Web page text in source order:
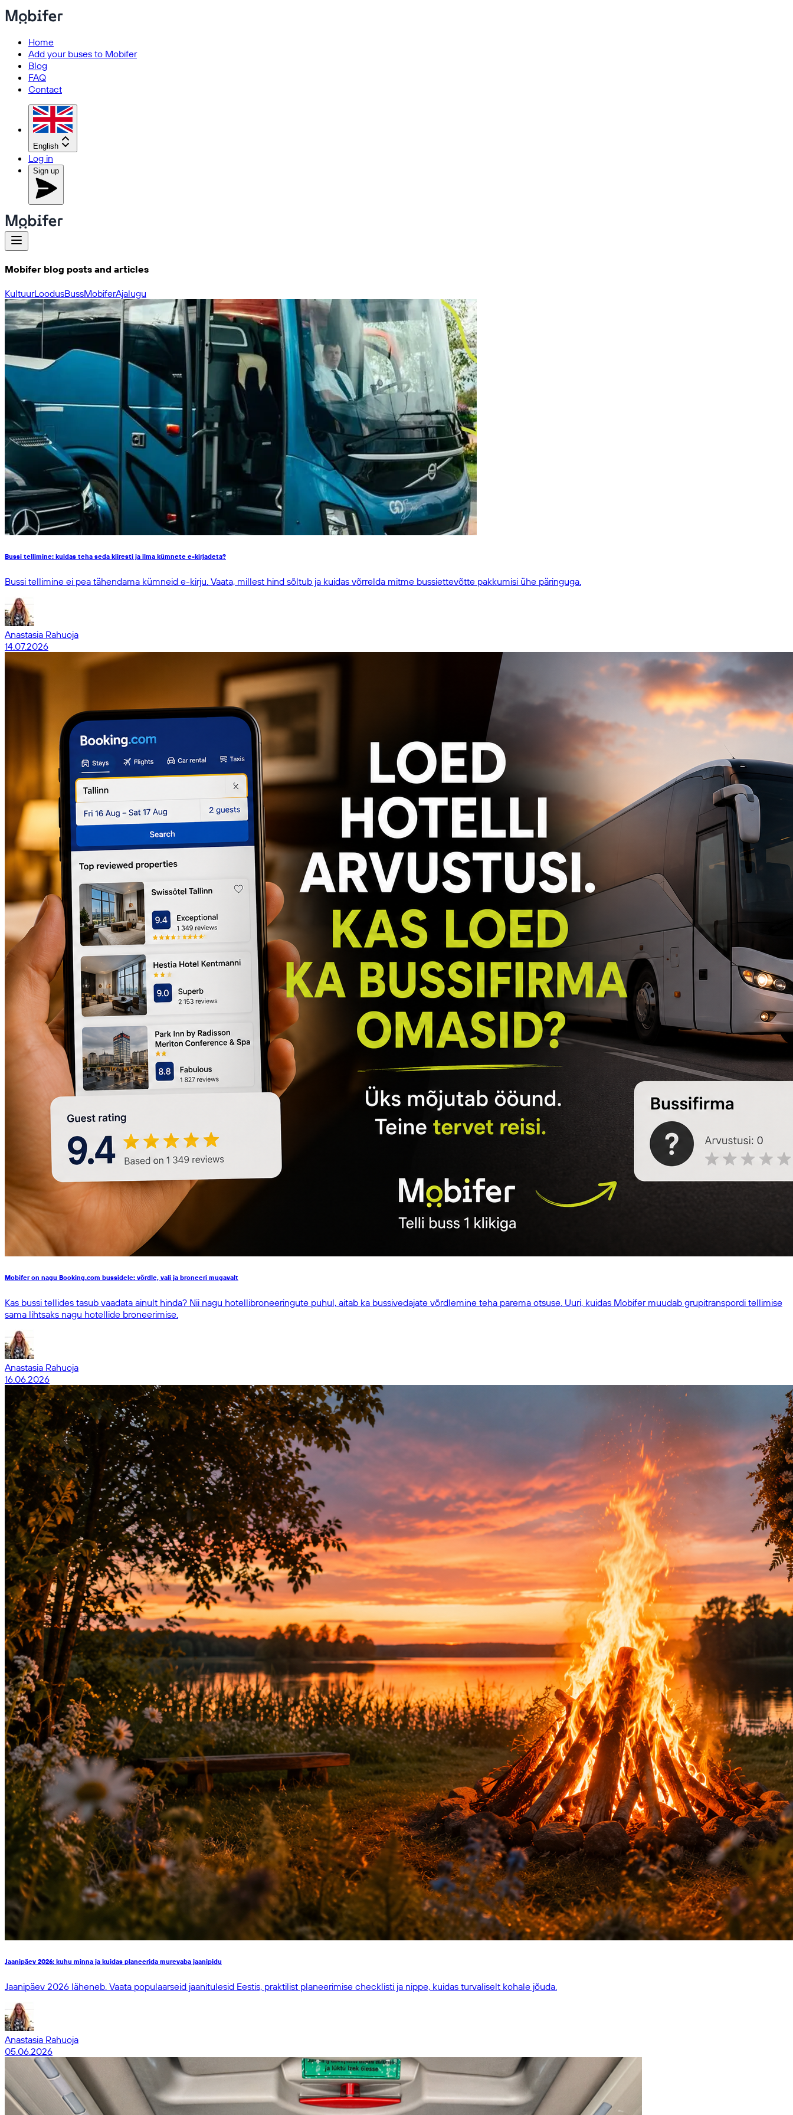
Home
Add your buses to Mobifer
Blog
FAQ
Contact
English
Log in
Sign up
Mobifer blog posts and articles
KultuurLoodusBussMobiferAjalugu
Bussi tellimine: kuidas teha seda kiiresti ja ilma kümnete e-kirjadeta?
Bussi tellimine ei pea tähendama kümneid e-kirju. Vaata, millest hind sõltub ja kuidas võrrelda mitme bussiettevõtte pakkumisi ühe päringuga.
Anastasia Rahuoja
14.07.2026
Mobifer on nagu Booking.com bussidele: võrdle, vali ja broneeri mugavalt
Kas bussi tellides tasub vaadata ainult hinda? Nii nagu hotellibroneeringute puhul, aitab ka bussivedajate võrdlemine teha parema otsuse. Uuri, kuidas Mobifer muudab grupitranspordi tellimise
sama lihtsaks nagu hotellide broneerimise.
Anastasia Rahuoja
16.06.2026
Jaanipäev 2026: kuhu minna ja kuidas planeerida murevaba jaanipidu
Jaanipäev 2026 läheneb. Vaata populaarseid jaanitulesid Eestis, praktilist planeerimise checklisti ja nippe, kuidas turvaliselt kohale jõuda.
Anastasia Rahuoja
05.06.2026